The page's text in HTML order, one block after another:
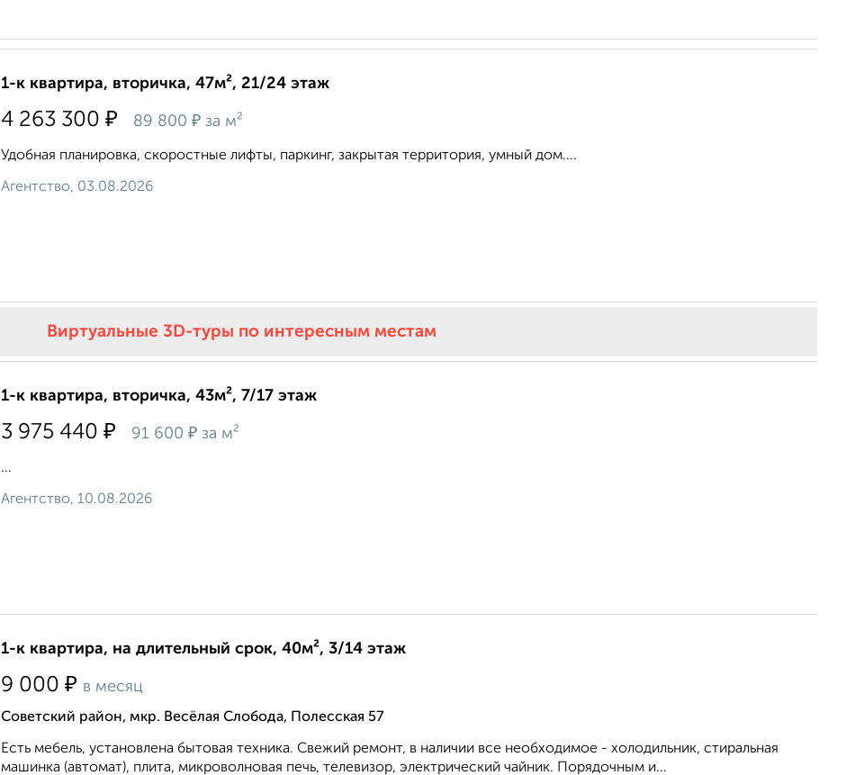
1-к квартира, вторичка, 47м², 21/24 этаж
4 263 300 ₽ 89 800 ₽ за м²
Удобная планировка, скоростные лифты, паркинг, закрытая территория, умный дом....
Агентство, 03.08.2026
Виртуальные 3D-туры по интересным местам
1-к квартира, вторичка, 43м², 7/17 этаж
3 975 440 ₽ 91 600 ₽ за м²
...
Агентство, 10.08.2026
1-к квартира, на длительный срок, 40м², 3/14 этаж
9 000 ₽ в месяц
Советский район, мкр. Весёлая Слобода, Полесская 57
Есть мебель, установлена бытовая техника. Свежий ремонт, в наличии все необходимое - холодильник, стиральная
машинка (автомат), плита, микроволновая печь, телевизор, электрический чайник. Порядочным и...